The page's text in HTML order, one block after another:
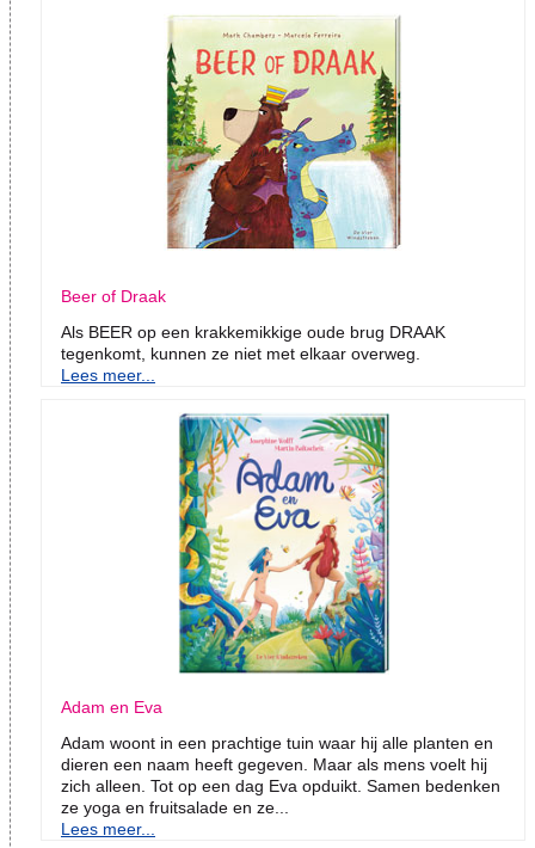
Beer of Draak
Als BEER op een krakkemikkige oude brug DRAAK
tegenkomt, kunnen ze niet met elkaar overweg.
Lees meer...
Adam en Eva
Adam woont in een prachtige tuin waar hij alle planten en
dieren een naam heeft gegeven. Maar als mens voelt hij
zich alleen. Tot op een dag Eva opduikt. Samen bedenken
ze yoga en fruitsalade en ze...
Lees meer...